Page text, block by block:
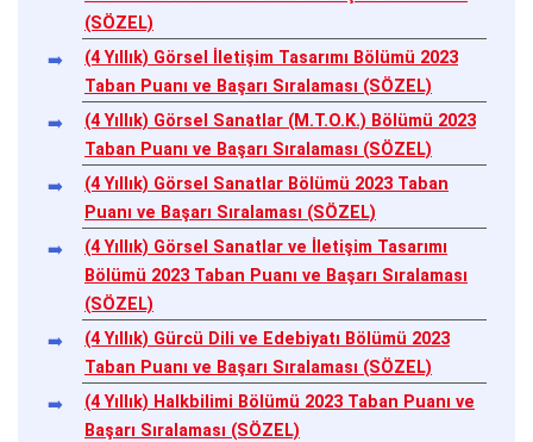
(SÖZEL)
(4 Yıllık) Görsel İletişim Tasarımı Bölümü 2023
Taban Puanı ve Başarı Sıralaması (SÖZEL)
(4 Yıllık) Görsel Sanatlar (M.T.O.K.) Bölümü 2023
Taban Puanı ve Başarı Sıralaması (SÖZEL)
(4 Yıllık) Görsel Sanatlar Bölümü 2023 Taban
Puanı ve Başarı Sıralaması (SÖZEL)
(4 Yıllık) Görsel Sanatlar ve İletişim Tasarımı
Bölümü 2023 Taban Puanı ve Başarı Sıralaması
(SÖZEL)
(4 Yıllık) Gürcü Dili ve Edebiyatı Bölümü 2023
Taban Puanı ve Başarı Sıralaması (SÖZEL)
(4 Yıllık) Halkbilimi Bölümü 2023 Taban Puanı ve
Başarı Sıralaması (SÖZEL)